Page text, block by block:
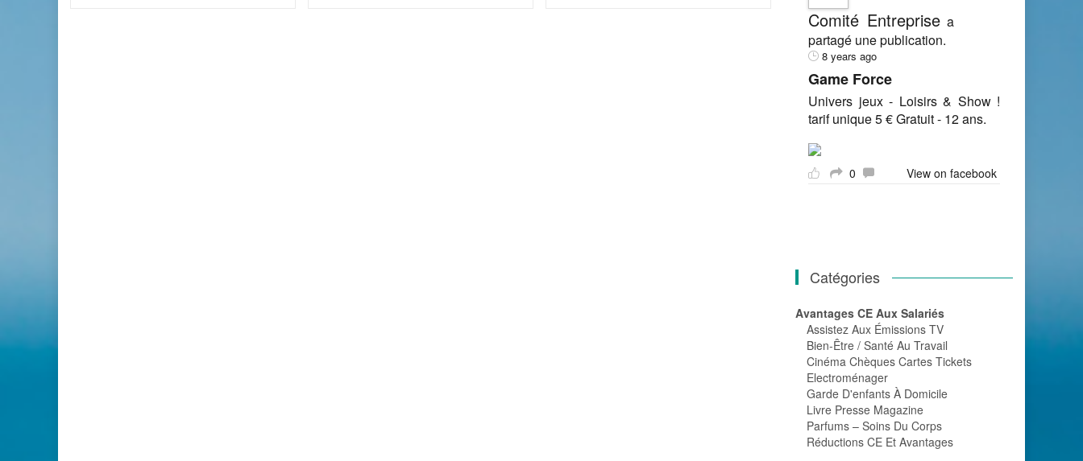
Comité Entreprisea
partagé une publication.
8 years ago
Game Force
Univers jeux - Loisirs & Show !
tarif unique 5 € Gratuit - 12 ans.
0 View on facebook
Catégories
Avantages CE Aux Salariés
Assistez Aux Émissions TV
Bien-Être / Santé Au Travail
Cinéma Chèques Cartes Tickets
Electroménager
Garde D'enfants À Domicile
Livre Presse Magazine
Parfums – Soins Du Corps
Réductions CE Et Avantages